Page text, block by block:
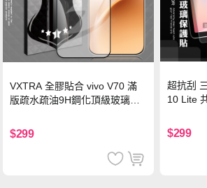
VXTRA 全膠貼合 vivo V70 滿
版疏水疏油9H鋼化頂級玻璃貼
$299
超抗刮
10 Lite
$299